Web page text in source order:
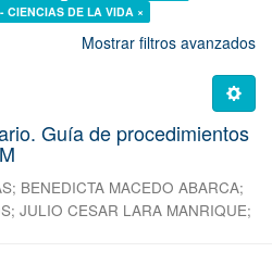
CIENCIAS DE LA VIDA ×
Mostrar filtros avanzados
Guía de procedimientos
; BENEDICTA MACEDO ABARCA;
; JULIO CESAR LARA MANRIQUE;